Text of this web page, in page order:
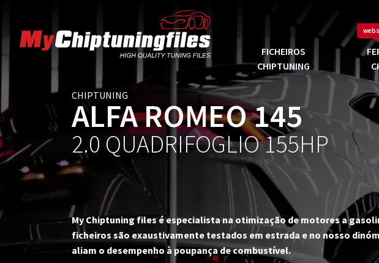
FICHEIROS
CHIPTUNING
CHIPTUNING
ALFA ROMEO 145
2.0 QUADRIFOGLIO 155HP
My Chiptuning files é especialista na otimização de motores a
ficheiros são exaustivamente testados em estrada e no nosso
aliam o desempenho à poupança de combustível.